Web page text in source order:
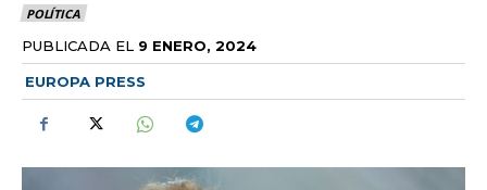
POLÍTICA
PUBLICADA EL 9 ENERO, 2024
EUROPA PRESS